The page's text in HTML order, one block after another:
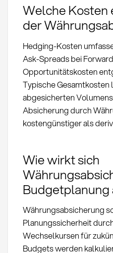
Welche Kosten
der
Hedging-Kosten
Ask-Spreads bei
Opportunitätskosten
Typische Gesamtkosten
abgesicherten
Absicherung durch
kostengünstiger als
Wie wirkt sich
Budgetplanung
Währungsabsicherung
Planungssicherheit
Wechselkursen für
Budgets werden